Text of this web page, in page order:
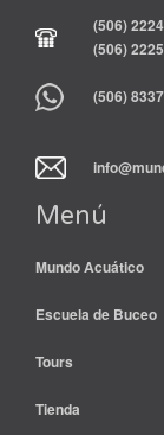
(506)
(506)
(506)
Menú
Mundo Acuático
Escuela de Buceo
Tours
Tienda